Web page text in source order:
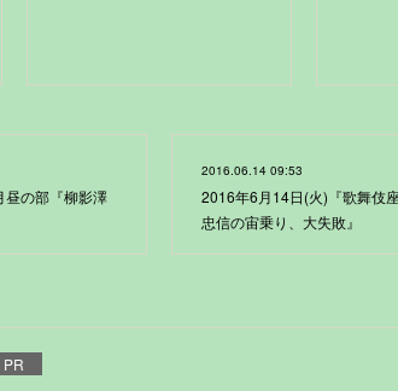
の部『柳影澤
2016.06.14 09:53
2016年6月14日(火)『歌舞伎
忠信の宙乗り、大失敗』
PR